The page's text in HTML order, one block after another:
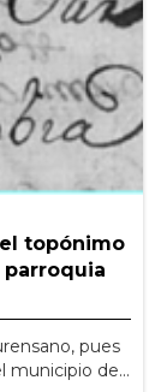
topónimo
parroquia
pues
municipio de...